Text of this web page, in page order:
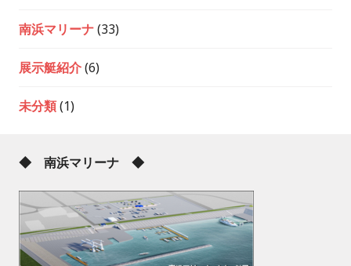
南浜マリーナ(33)
展示艇紹介(6)
未分類(1)
◆ 南浜マリーナ ◆